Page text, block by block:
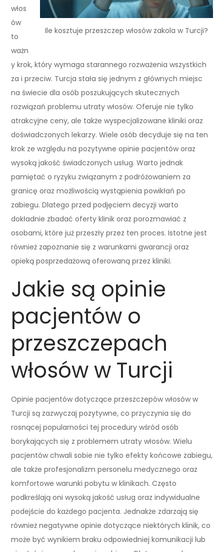
Ile kosztuje przeszczep włosów zakola w Turcji?
włos
ów
to
ważn
y krok, który wymaga starannego rozważenia wszystkich
za i przeciw. Turcja stała się jednym z głównych miejsc
na świecie dla osób poszukujących skutecznych
rozwiązań problemu utraty włosów. Oferuje nie tylko
atrakcyjne ceny, ale także wyspecjalizowane kliniki oraz
doświadczonych lekarzy. Wiele osób decyduje się na ten
krok ze względu na pozytywne opinie pacjentów oraz
wysoką jakość świadczonych usług. Warto jednak
pamiętać o ryzyku związanym z podróżowaniem za
granicę oraz możliwością wystąpienia powikłań po
zabiegu. Dlatego przed podjęciem decyzji warto
dokładnie zbadać oferty klinik oraz porozmawiać z
osobami, które już przeszły przez ten proces. Istotne jest
również zapoznanie się z warunkami gwarancji oraz
opieką posprzedażową oferowaną przez kliniki.
Jakie są opinie
pacjentów o
przeszczepach
włosów w Turcji
Opinie pacjentów dotyczące przeszczepów włosów w
Turcji są zazwyczaj pozytywne, co przyczynia się do
rosnącej popularności tej procedury wśród osób
borykających się z problemem utraty włosów. Wielu
pacjentów chwali sobie nie tylko efekty końcowe zabiegu,
ale także profesjonalizm personelu medycznego oraz
komfortowe warunki pobytu w klinikach. Często
podkreślają oni wysoką jakość usług oraz indywidualne
podejście do każdego pacjenta. Jednakże zdarzają się
również negatywne opinie dotyczące niektórych klinik, co
może być wynikiem braku odpowiedniej komunikacji lub